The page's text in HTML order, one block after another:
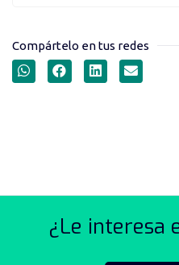
Compártelo en tus redes
¿Le interesa